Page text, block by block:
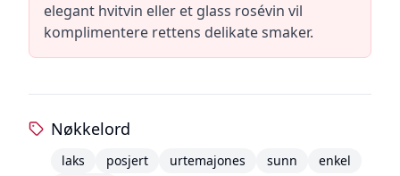
elegant hvitvin eller et glass rosévin vil
komplimentere rettens delikate smaker.
Nøkkelord
laks posjert urtemajones sunn
enkel